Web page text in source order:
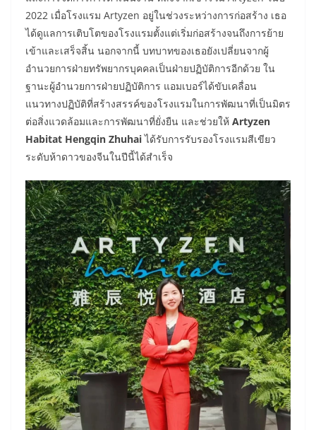
2022 เมื่อโรงแรม Artyzen อยู่ในช่วงระหว่างการก่อสร้าง เธอ
ได้ดูแลการเติบโตของโรงแรมตั้งแต่เริ่มก่อสร้างจนถึงการย้าย
เข้าและเสร็จสิ้น นอกจากนี้ บทบาทของเธอยังเปลี่ยนจากผู้
อำนวยการฝ่ายทรัพยากรบุคคลเป็นฝ่ายปฏิบัติการอีกด้วย ใน
ฐานะผู้อำนวยการฝ่ายปฏิบัติการ แอมเบอร์ได้ขับเคลื่อน
แนวทางปฏิบัติที่สร้างสรรค์ของโรงแรมในการพัฒนาที่เป็นมิตร
ต่อสิ่งแวดล้อมและการพัฒนาที่ยั่งยืน และช่วยให้ Artyzen
Habitat Hengqin Zhuhaiได้รับการรับรองโรงแรมสีเขียว
ระดับห้าดาวของจีนในปีนี้ได้สำเร็จ